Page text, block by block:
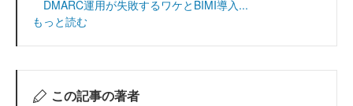
DMARC運用が失敗するワケとBIMI導入...
もっと読む
この記事の著者